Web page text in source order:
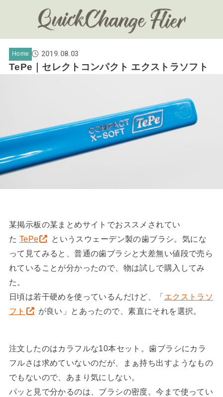
Home 2019.08.03
TePe｜セレクトコンパクト エクストラソフト
某掲示板の某まとめサイトでおススメされてい
た TePe
というスウェーデン製の歯ブラシ。気にな
って見てみると、普通の歯ブラシと大差無い値段で売ら
れていることが分かったので、物は試しで購入してみ
た。
日頃は若干硬めを使っているんだけど、「エクストラソ
フト
が良い」とあったので、素直にそれを選択。
注文したのはカラフルな10本セット。歯ブラシにカラ
フルさは求めていないのだが、まぁ持ち出すようなもの
でもないので、あまり気にしない。
パッと見で分かるのは、ブラシの密度。今まで使ってい